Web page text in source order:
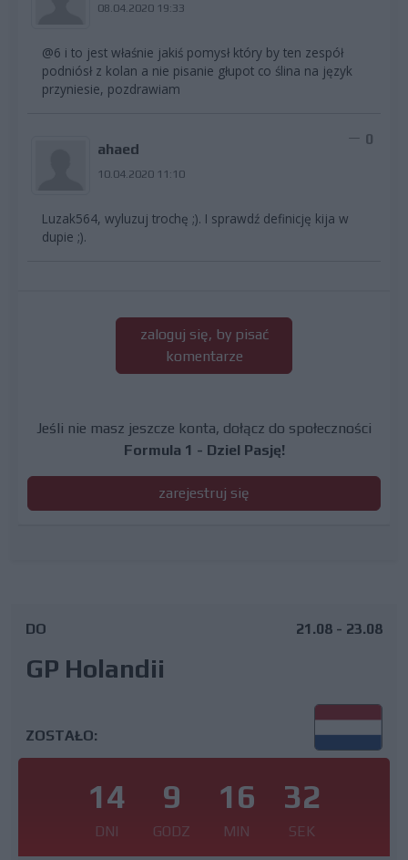
08.04.2020 19:33
@6 i to jest właśnie jakiś pomysł który by ten zespół
podniósł z kolan a nie pisanie głupot co ślina na język
przyniesie, pozdrawiam
ahaed
10.04.2020 11:10
0
Luzak564, wyluzuj trochę ;). I sprawdź definicję kija w
dupie ;).
zaloguj się, by pisać
komentarze
Jeśli nie masz jeszcze konta, dołącz do społeczności
Formula 1 - Dziel Pasję!
zarejestruj się
DO
GP Holandii
21.08 - 23.08
ZOSTAŁO:
14
DNI
9
GODZ
16
MIN
31
SEK